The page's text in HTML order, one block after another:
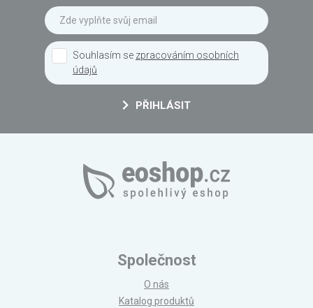
Souhlasím se zpracováním osobních
údajů
PŘIHLÁSIT
Společnost
O nás
Katalog produktů